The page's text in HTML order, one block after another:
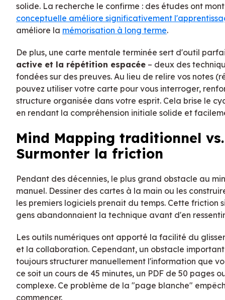
solide. La recherche le confirme : des études ont
conceptuelle améliore significativement
améliore la mémorisation à long terme.
De plus, une carte mentale terminée sert d'outil
active et la répétition espacée – deux des
fondées sur des preuves. Au lieu de relire vos notes
pouvez utiliser votre carte pour vous interroger,
structure organisée dans votre esprit. Cela brise le
en rendant la compréhension initiale solide et
Mind Mapping traditionnel
Surmonter la friction
Pendant des décennies, le plus grand obstacle au
manuel. Dessiner des cartes à la main ou les
les premiers logiciels prenait du temps. Cette friction
gens abandonnaient la technique avant d'en
Les outils numériques ont apporté la facilité du
et la collaboration. Cependant, un obstacle
toujours structurer manuellement l'information que
ce soit un cours de 45 minutes, un PDF de 50 pages
complexe. Ce problème de la "page blanche"
commencer.